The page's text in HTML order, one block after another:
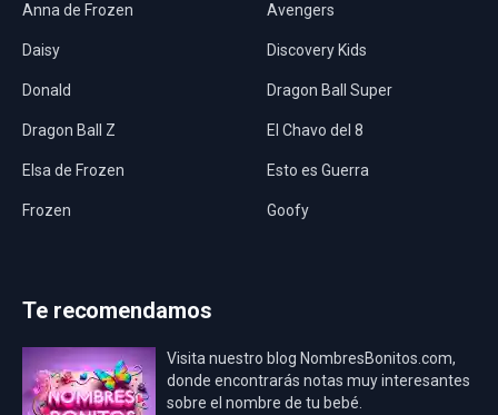
Anna de Frozen Avengers
Daisy Discovery Kids
Donald Dragon Ball Super
Dragon Ball Z El Chavo del 8
Elsa de Frozen Esto es Guerra
Frozen Goofy
Los Minions Los Vengadores
Mario Bros Mi Villano Favorito
Te recomendamos
Visita nuestro blog NombresBonitos.com,
donde encontrarás notas muy interesantes
sobre el nombre de tu bebé.